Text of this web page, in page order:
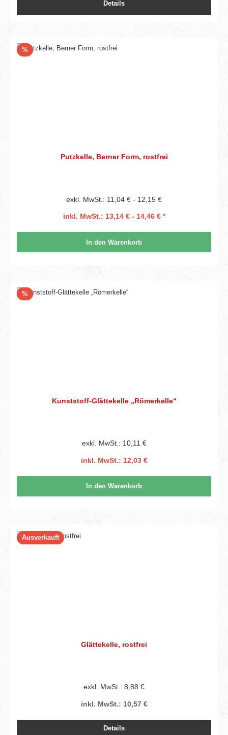
Details
%Rabatt
Putzkelle, Berner Form, rostfrei
exkl. MwSt.: 11,04 € - 12,15 €
inkl. MwSt.: 13,14 € - 14,46 € *
In den Warenkorb
%Rabatt
Kunststoff-Glättekelle „Römerkelle“
exkl. MwSt.: 10,11 €
inkl. MwSt.: 12,03 €
In den Warenkorb
Ausverkauft
Glättekelle, rostfrei
exkl. MwSt.: 8,88 €
inkl. MwSt.: 10,57 €
Details